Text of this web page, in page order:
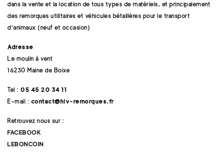
dans la vente et la location de tous types de matériels, et principalement
des remorques utilitaires et véhicules bétaillères pour le transport
d'animaux (neuf et occasion)
Adresse
Le moulin à vent
16230 Maine de Boixe
Tel : 05 45 20 34 11
E-mail : contact@hlv-remorques.fr
Retrouvez nous sur :
FACEBOOK
LEBONCOIN